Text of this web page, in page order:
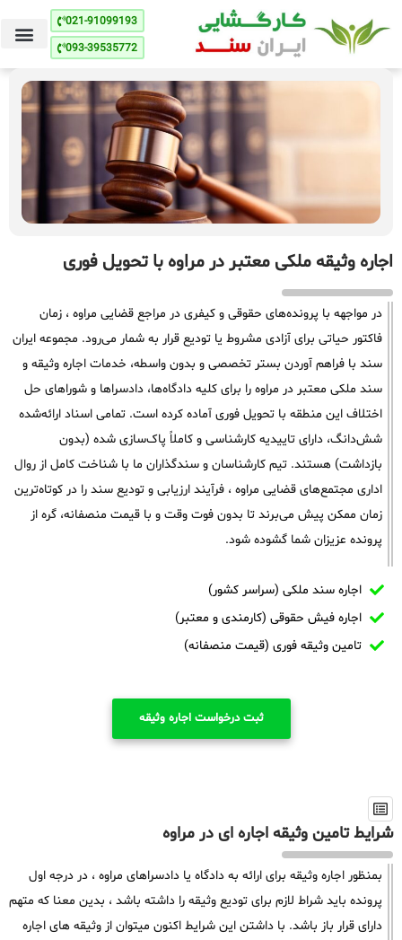
021-91099193
093-39535772
اجاره وثیقه ملکی معتبر در مراوه با تحویل فوری
در مواجهه با پرونده‌های حقوقی و کیفری در مراجع قضایی مراوه ، زمان
فاکتور حیاتی برای آزادی مشروط یا تودیع قرار به شمار می‌رود. مجموعه ایران
سند با فراهم آوردن بستر تخصصی و بدون واسطه، خدمات اجاره وثیقه و
سند ملکی معتبر در مراوه را برای کلیه دادگاه‌ها، دادسراها و شوراهای حل
اختلاف این منطقه با تحویل فوری آماده کرده است. تمامی اسناد ارائه‌شده
شش‌دانگ، دارای تاییدیه کارشناسی و کاملاً پاک‌سازی شده (بدون
بازداشت) هستند. تیم کارشناسان و سندگذاران ما با شناخت کامل از روال
اداری مجتمع‌های قضایی مراوه ، فرآیند ارزیابی و تودیع سند را در کوتاه‌ترین
زمان ممکن پیش می‌برند تا بدون فوت وقت و با قیمت منصفانه، گره از
پرونده عزیزان شما گشوده شود.
اجاره سند ملکی (سراسر کشور)
اجاره فیش حقوقی (کارمندی و معتبر)
تامین وثیقه فوری (قیمت منصفانه)
ثبت درخواست اجاره وثیقه
شرایط تامین وثیقه اجاره ای در مراوه
بمنظور اجاره وثیقه برای ارائه به دادگاه یا دادسراهای مراوه ، در درجه اول
پرونده باید شراط لازم برای تودیع وثیقه را داشته باشد ، بدین معنا که متهم
دارای قرار باز باشد. با داشتن این شرایط اکنون میتوان از وثیقه های اجاره